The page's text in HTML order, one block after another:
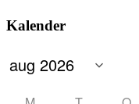
Kalender